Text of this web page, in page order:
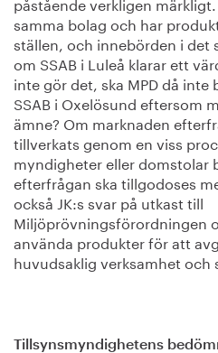
samma bolag och har
ställen, och innebörden i det
om SSAB i Luleå klarar ett
inte gör det, ska MPD då
SSAB i Oxelösund eftersom
ämne? Om marknaden
tillverkats genom en viss
myndigheter eller domstolar
efterfrågan ska tillgodoses
också JK:s svar på utkast till
Miljöprövningsförordningen
använda produkter för att
huvudsaklig verksamhet och
Tillsynsmyndighetens